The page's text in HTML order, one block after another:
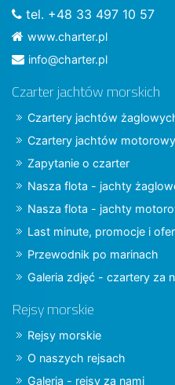
tel. +48 33 497 10 57
www.charter.pl
info@charter.pl
Czarter jachtów morskich
Czartery jachtów
Czartery jachtów
Zapytanie o czarter
Nasza flota - jachty
Nasza flota - jachty
Last minute, promocje i
Przewodnik po marinach
Galeria zdjęć - czartery za
Rejsy morskie
Rejsy morskie
O naszych rejsach
Galeria - rejsy za nami